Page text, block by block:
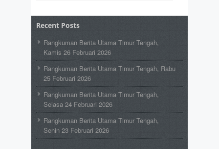
Recent Posts
Rangkuman Berita Utama Timur Tengah,
Kamis 26 Februari 2026
Rangkuman Berita Utama Timur Tengah, Rabu
25 Februari 2026
Rangkuman Berita Utama Timur Tengah,
Selasa 24 Februari 2026
Rangkuman Berita Utama Timur Tengah,
Senin 23 Februari 2026